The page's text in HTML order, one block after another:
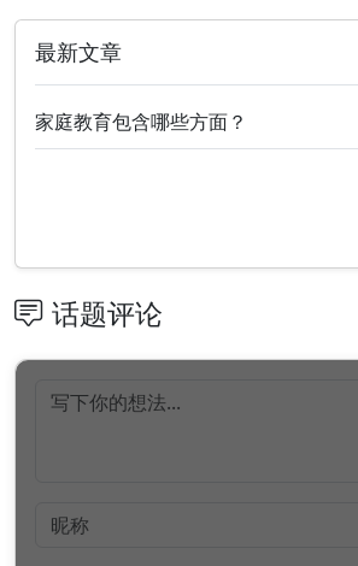
最新文章
家庭教育包含哪些方面？
话题评论